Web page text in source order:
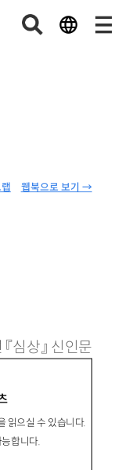
웹북으로 보기 →
읽으실 수 있습니다.
합니다.
심상』 신인문